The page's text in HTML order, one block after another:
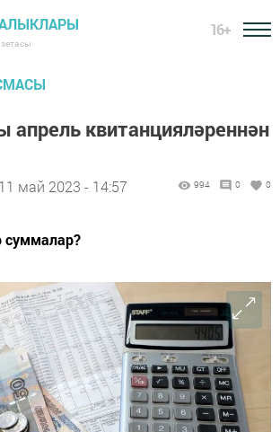
16+
апрель квитанцияләреннән
11 май 2023 - 14:57 994 0 0
суммалар?